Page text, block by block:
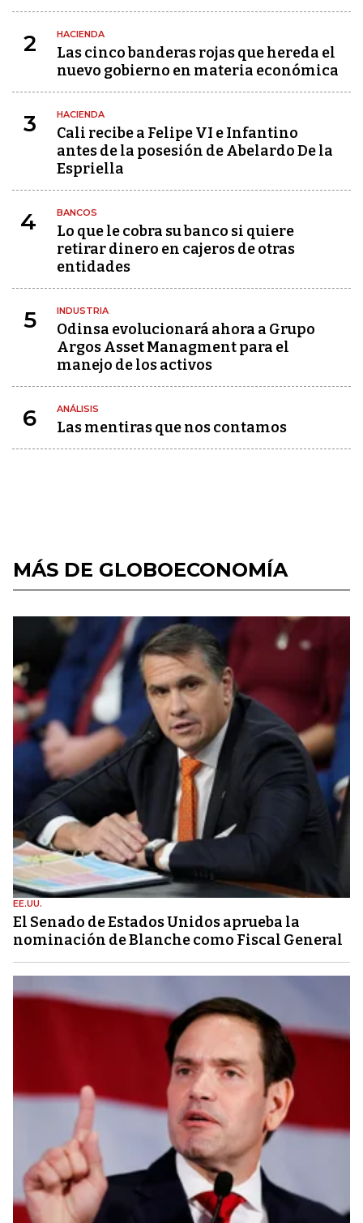
2 HACIENDA
Las cinco banderas rojas que hereda el
nuevo gobierno en materia económica
3 HACIENDA
Cali recibe a Felipe VI e Infantino
antes de la posesión de Abelardo De la
Espriella
4 BANCOS
Lo que le cobra su banco si quiere
retirar dinero en cajeros de otras
entidades
5 INDUSTRIA
Odinsa evolucionará ahora a Grupo
Argos Asset Managment para el
manejo de los activos
6 ANÁLISIS
Las mentiras que nos contamos
MÁS DE GLOBOECONOMÍA
EE.UU.
El Senado de Estados Unidos aprueba la
nominación de Blanche como Fiscal General